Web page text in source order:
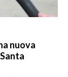
nuova